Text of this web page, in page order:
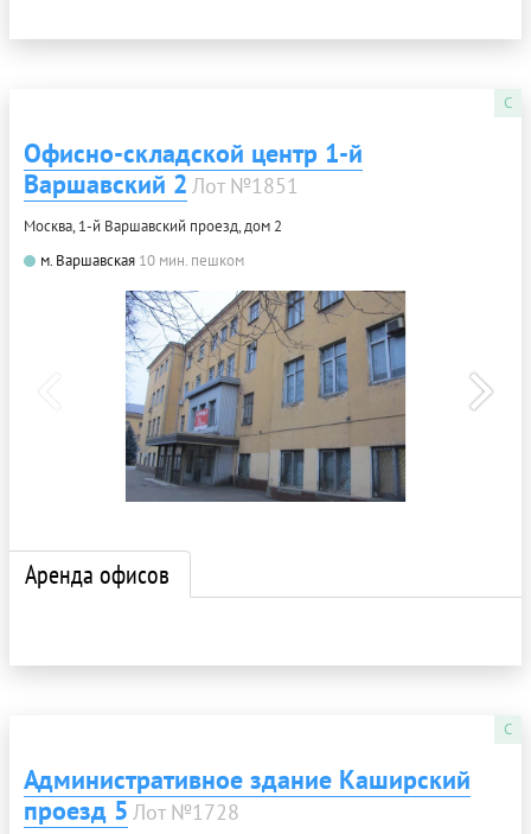
C
Офисно-складской центр 1-й
Варшавский 2 Лот №1851
Москва, 1-й Варшавский проезд, дом 2
м. Варшавская 10 мин. пешком
Аренда офисов
C
Административное здание Каширский
проезд 5 Лот №1728